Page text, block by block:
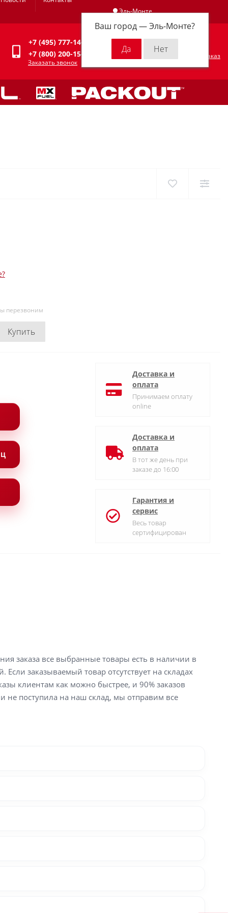
Эль-Монте
Ваш город —Эль-Монте?
Личный кабинет
+7 (495) 777-14-94
+7 (800) 200-15-94
Заказать звонок
Оформить заказ
перезвоним
Купить
Доставка и
оплата
Принимаем оплату
online
Доставка и
оплата
В тот же день при
заказе до 16:00
Гарантия и
сервис
Весь товар
сертифицирован
заказа все выбранные товары есть в наличии в
заказываемый товар отсутствует на складах
клиентам как можно быстрее, и 90% заказов
не поступила на наш склад, мы отправим все